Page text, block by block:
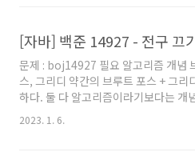
보려고 시작하시는 분이나, 백준에서
다. 풀이 한 함수에서 if문으로 모두 처
면 디버깅이 쉽지 않다. 내 경우엔 클래
을 나누었다. Pedigree 라는 인터페이
데, 각 족보를 뜻한다. 내부에
[자바] 백준 14927
문제 : boj14927 필요 알고리즘 개념
스, 그리디 약간의 브루트 포스 + 그리
하다. 둘 다 알고리즘이라기보다는 개
분이라, 구현이 크게 어렵지 않은데 아
필요한 문제이다. ※ 제 코드에서 왜
2023. 1. 6.